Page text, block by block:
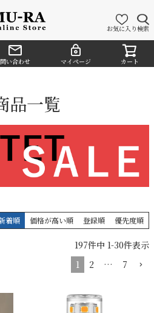
お気に入り検索
問い合わせ マイページ カート
品一覧
着順 価格が高い順 登録順 優先度順
197件中 1-30件表示
1
2 … 7